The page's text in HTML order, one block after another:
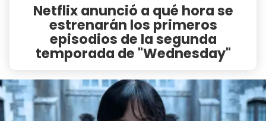
Netflix anunció a qué hora se
estrenarán los primeros
episodios de la segunda
temporada de "Wednesday"